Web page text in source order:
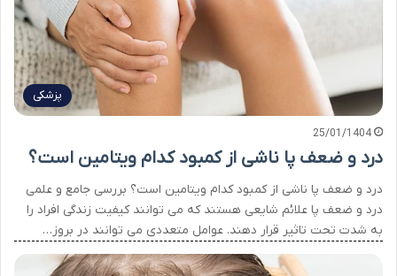
پزشکی
25/01/1404
درد و ضعف پا ناشی از کمبود کدام ویتامین است؟
درد و ضعف پا ناشی از کمبود کدام ویتامین است؟ بررسی جامع و علمی
درد و ضعف پا علائم شایعی هستند که می توانند کیفیت زندگی افراد را
به شدت تحت تاثیر قرار دهند. عوامل متعددی می توانند در بروز…